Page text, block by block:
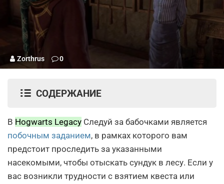
Zorthrus 0
СОДЕРЖАНИЕ
В Hogwarts Legacy Следуй за бабочками является
побочным заданием, в рамках которого вам
предстоит проследить за указанными
насекомыми, чтобы отыскать сундук в лесу. Если у
вас возникли трудности с взятием квеста или